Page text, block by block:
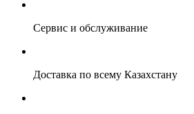
Сервис и обслуживание
Доставка по всему Казахстану